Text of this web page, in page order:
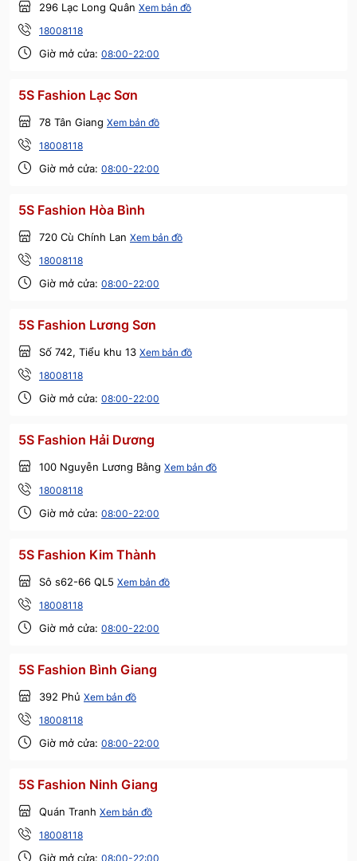
296 Lạc Long Quân Xem bản đồ
18008118
Giờ mở cửa: 08:00-22:00
5S Fashion Lạc Sơn
78 Tân Giang Xem bản đồ
18008118
Giờ mở cửa: 08:00-22:00
5S Fashion Hòa Bình
720 Cù Chính Lan Xem bản đồ
18008118
Giờ mở cửa: 08:00-22:00
5S Fashion Lương Sơn
Số 742, Tiểu khu 13 Xem bản đồ
18008118
Giờ mở cửa: 08:00-22:00
5S Fashion Hải Dương
100 Nguyễn Lương Bằng Xem bản đồ
18008118
Giờ mở cửa: 08:00-22:00
5S Fashion Kim Thành
Sô s62-66 QL5 Xem bản đồ
18008118
Giờ mở cửa: 08:00-22:00
5S Fashion Bình Giang
392 Phủ Xem bản đồ
18008118
Giờ mở cửa: 08:00-22:00
5S Fashion Ninh Giang
Quán Tranh Xem bản đồ
18008118
Giờ mở cửa: 08:00-22:00